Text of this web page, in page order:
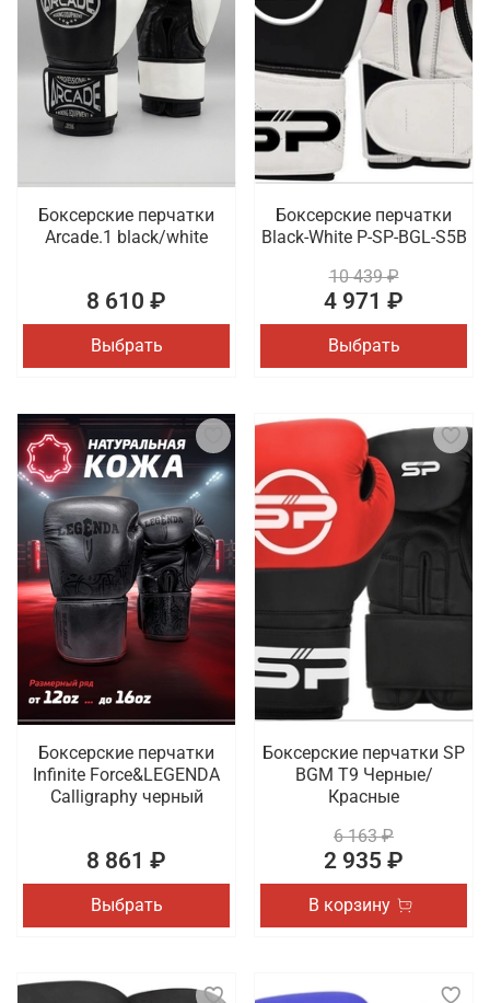
Боксерские перчатки
Arcade.1 black/white
8 610 ₽
Выбрать
Боксерские перчатки
Black-White P-SP-BGL-S5B
10 439 ₽
4 971 ₽
Выбрать
Боксерские перчатки
Infinite Force&LEGENDA
Calligraphy черный
8 861 ₽
Выбрать
Боксерские перчатки SP
BGM T9 Черные/
Красные
6 163 ₽
2 935 ₽
В корзину